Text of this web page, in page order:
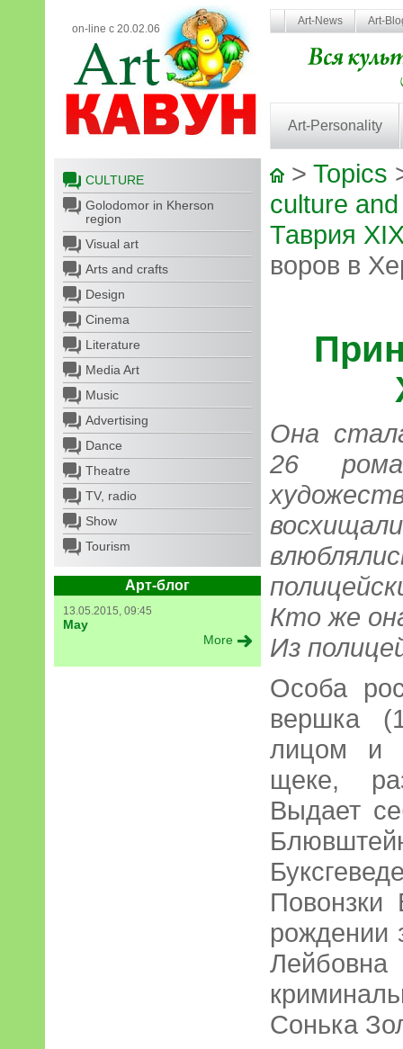
on-line с 20.02.06
Art-News Art-
Art-Personality
CULTURE
Golodomor in Kherson
region
Visual art
Arts and crafts
Design
Cinema
Literature
Media Art
Music
Advertising
Dance
Theatre
TV, radio
Show
Tourism
Арт-блог
13.05.2015, 09:45
May
More
> Topics
culture
Таврия
воров в
Она
26
Кто же
Из
Особа
вершка
лицом и
щеке,
Выдает
Повонзки
рождении
Сонька